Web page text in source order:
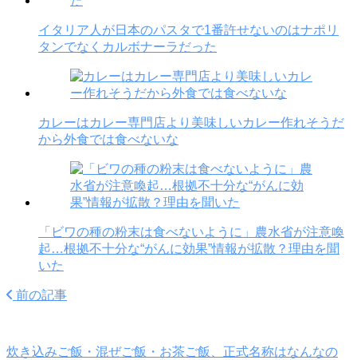
イタリア人が日本のパスタで1番許せないのはナポリ
タンでなくカルボナーラだった
カレーはカレー専門店より美味しいカレー作れそうだ
から外食では食べないな
「ビワの種の粉末は食べないように」農水省が注意喚
起…根拠不十分な“がんに効果”情報が拡散？理由を聞
いた
前の記事
炊き込みご飯・混ぜご飯・お茶ご飯、正式名称はなんなの